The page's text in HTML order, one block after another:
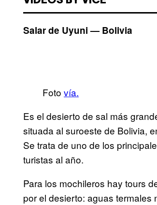
Salar de Uyuni — Bolivia
Foto vía.
Es el desierto de sal más
situada al suroeste de Bolivia,
Se trata de uno de los
turistas al año.
Para los mochileros hay tours
por el desierto: aguas